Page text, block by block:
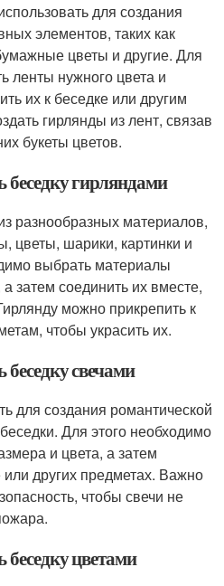
для создания
элементов, таких как
цветы и другие. Для
ленты нужного цвета и
их к беседке или другим
гирлянды из лент, связав
букеты цветов.
гирляндами
разнообразных материалов,
цветы, шарики, картинки и
выбрать материалы
затем соединить их вместе,
можно прикрепить к
чтобы украсить их.
свечами
для создания романтической
Для этого необходимо
и цвета, а затем
или других предметах. Важно
чтобы свечи не
цветами